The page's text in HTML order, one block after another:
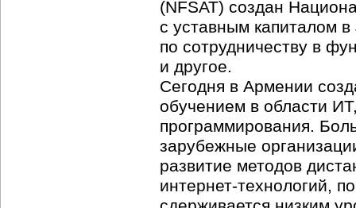
(NFSAT) создан
с уставным капиталом
по сотрудничеству в
и другое.
Сегодня в Армении
обучением в области
программирования.
зарубежные
развитие методов
интернет-технологий,